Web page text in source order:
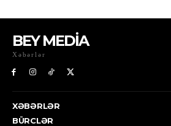
BEY MEDİA
Xəbərlər
XƏBƏRLƏR
BÜRCLƏR